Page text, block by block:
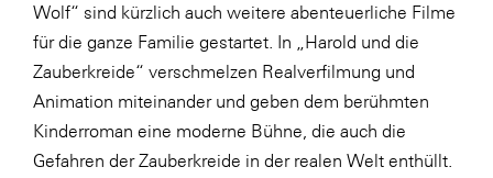
WK UBIT
Zühlke
Media
Wolf“ sind kürzlich auch weitere abenteuerliche Filme
für die ganze Familie gestartet. In „Harold und die
Zauberkreide“ verschmelzen Realverfilmung und
Animation miteinander und geben dem berühmten
Kinderroman eine moderne Bühne, die auch die
Gefahren der Zauberkreide in der realen Welt enthüllt.